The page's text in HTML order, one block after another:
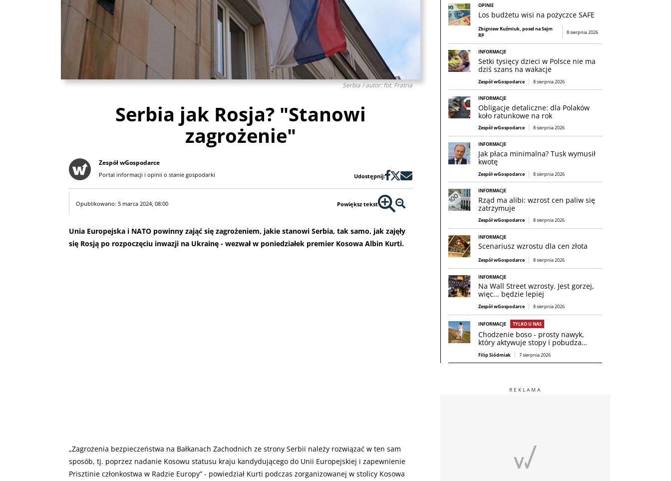
Serbia / autor: fot. Fratria
Serbia jak Rosja? "Stanowi
zagrożenie"
Zespół wGospodarce
Portal informacji i opinii o stanie gospodarki Udostępnij:
Opublikowano: 5 marca 2024, 08:00 Powiększ tekst
Unia Europejska i NATO powinny zająć się zagrożeniem, jakie stanowi Serbia, tak samo, jak zajęły
się Rosją po rozpoczęciu inwazji na Ukrainę - wezwał w poniedziałek premier Kosowa Albin Kurti.
„Zagrożenia bezpieczeństwa na Bałkanach Zachodnich ze strony Serbii należy rozwiązać w ten sam
sposób, tj. poprzez nadanie Kosowu statusu kraju kandydującego do Unii Europejskiej i zapewnienie
Prisztinie członkostwa w Radzie Europy” - powiedział Kurti podczas zorganizowanej w stolicy Kosowa
OPINIE
Los budżetu wisi na pożyczce SAFE
Zbigniew Kuźmiuk, poseł na Sejm
RP
8 sierpnia 2026
INFORMACJE
Setki tysięcy dzieci w Polsce nie ma
dziś szans na wakacje
Zespół wGospodarce 8 sierpnia 2026
INFORMACJE
Obligacje detaliczne: dla Polaków
koło ratunkowe na rok
Zespół wGospodarce 8 sierpnia 2026
INFORMACJE
Jak płaca minimalna? Tusk wymusił
kwotę
Zespół wGospodarce 8 sierpnia 2026
INFORMACJE
Rząd ma alibi: wzrost cen paliw się
zatrzymuje
Zespół wGospodarce 8 sierpnia 2026
INFORMACJE
Scenariusz wzrostu dla cen złota
Zespół wGospodarce 8 sierpnia 2026
INFORMACJE
Na Wall Street wzrosty. Jest gorzej,
więc... będzie lepiej
Zespół wGospodarce 8 sierpnia 2026
INFORMACJE TYLKO U NAS
Chodzenie boso - prosty nawyk,
który aktywuje stopy i pobudza…
Filip Siódmiak 7 sierpnia 2026